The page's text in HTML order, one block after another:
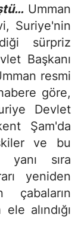
Umman
Suriye'nin
sürpriz
Başkanı
resmi
göre,
Devlet
Şam'da
ve bu
yanı sıra
yeniden
alındığı